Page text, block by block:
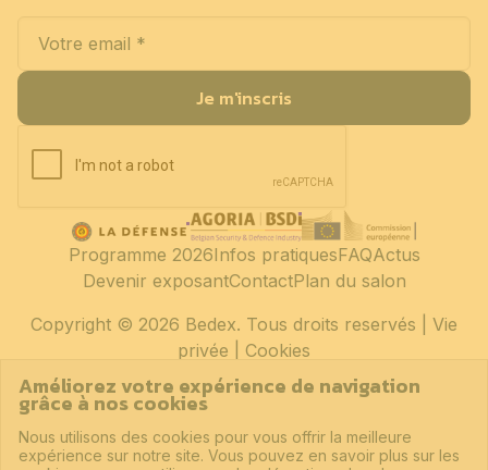
Je m'inscris
Copyright © 2026 Bedex. Tous droits reservés | Vie
privée
Cookies
Programme 2026Infos pratiquesFAQActus
Devenir exposantContactPlan du salon
Améliorez votre expérience de navigation
grâce à nos cookies
Nous utilisons des cookies pour vous offrir la meilleure
expérience sur notre site. Vous pouvez en savoir plus sur les